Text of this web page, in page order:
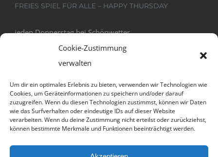
Cookie-Zustimmung
verwalten
Um dir ein optimales Erlebnis zu bieten, verwenden wir Technologien wie
Cookies, um Geräteinformationen zu speichern und/oder darauf
zuzugreifen. Wenn du diesen Technologien zustimmst, können wir Daten
wie das Surfverhalten oder eindeutige IDs auf dieser Website
verarbeiten. Wenn du deine Zustimmung nicht erteilst oder zurückziehst,
können bestimmte Merkmale und Funktionen beeinträchtigt werden.
FREIES SPIEL FÜR ALLE – HAPPY THURSDAY
jeden Donnerstag bei Schönwetter
18:00 - 20:00
Datenschutz und Cookies: Diese Website verwendet Cookies. Wenn du